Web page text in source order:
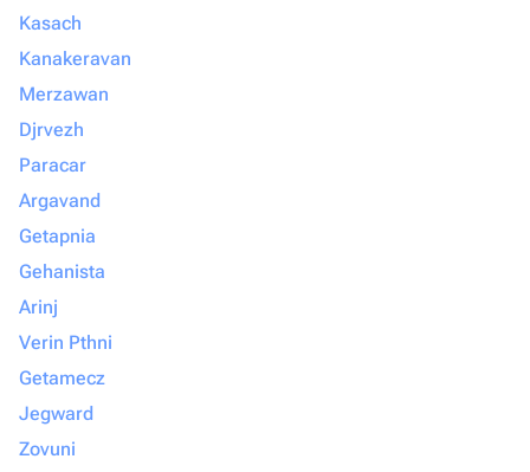
Kasach
Kanakeravan
Merzawan
Djrvezh
Paracar
Argavand
Getapnia
Gehanista
Arinj
Verin Pthni
Getamecz
Jegward
Zovuni